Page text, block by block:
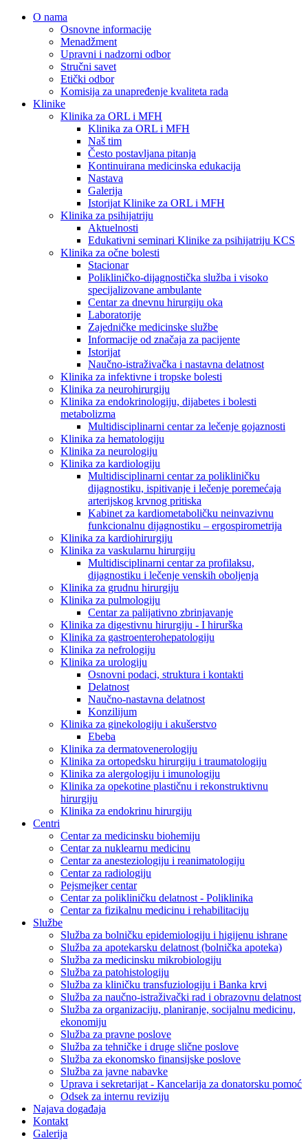
O nama
Osnovne informacije
Menadžment
Upravni i nadzorni odbor
Stručni savet
Etički odbor
Komisija za unapređenje kvaliteta rada
Klinike
Klinika za ORL i MFH
Klinika za ORL i MFH
Naš tim
Često postavljana pitanja
Kontinuirana medicinska edukacija
Nastava
Galerija
Istorijat Klinike za ORL i MFH
Klinika za psihijatriju
Aktuelnosti
Edukativni seminari Klinike za psihijatriju KCS
Klinika za očne bolesti
Stacionar
Polikliničko-dijagnostička služba i visoko
specijalizovane ambulante
Centar za dnevnu hirurgiju oka
Laboratorije
Zajedničke medicinske službe
Informacije od značaja za pacijente
Istorijat
Naučno-istraživačka i nastavna delatnost
Klinika za infektivne i tropske bolesti
Klinika za neurohirurgiju
Klinika za endokrinologiju, dijabetes i bolesti
metabolizma
Multidisciplinarni centar za lečenje gojaznosti
Klinika za hematologiju
Klinika za neurologiju
Klinika za kardiologiju
Multidisciplinarni centar za polikliničku
dijagnostiku, ispitivanje i lečenje poremećaja
arterijskog krvnog pritiska
Kabinet za kardiometaboličku neinvazivnu
funkcionalnu dijagnostiku – ergospirometrija
Klinika za kardiohirurgiju
Klinika za vaskularnu hirurgiju
Multidisciplinarni centar za profilaksu,
dijagnostiku i lečenje venskih oboljenja
Klinika za grudnu hirurgiju
Klinika za pulmologiju
Centar za palijativno zbrinjavanje
Klinika za digestivnu hirurgiju - I hirurška
Klinika za gastroenterohepatologiju
Klinika za nefrologiju
Klinika za urologiju
Osnovni podaci, struktura i kontakti
Delatnost
Naučno-nastavna delatnost
Konzilijum
Klinika za ginekologiju i akušerstvo
Ebeba
Klinika za dermatovenerologiju
Klinika za ortopedsku hirurgiju i traumatologiju
Klinika za alergologiju i imunologiju
Klinika za opekotine plastičnu i rekonstruktivnu
hirurgiju
Klinika za endokrinu hirurgiju
Centri
Centar za medicinsku biohemiju
Centar za nuklearnu medicinu
Centar za anesteziologiju i reanimatologiju
Centar za radiologiju
Pejsmejker centar
Centar za polikliničku delatnost - Poliklinika
Centar za fizikalnu medicinu i rehabilitaciju
Službe
Služba za bolničku epidemiologiju i higijenu ishrane
Služba za apotekarsku delatnost (bolnička apoteka)
Služba za medicinsku mikrobiologiju
Služba za patohistologiju
Služba za kliničku transfuziologiju i Banka krvi
Služba za naučno-istraživački rad i obrazovnu delatnost
Služba za organizaciju, planiranje, socijalnu medicinu,
ekonomiju
Služba za pravne poslove
Služba za tehničke i druge slične poslove
Služba za ekonomsko finansijske poslove
Služba za javne nabavke
Uprava i sekretarijat - Kancelarija za donatorsku pomoć
Odsek za internu reviziju
Najava događaja
Kontakt
Galerija